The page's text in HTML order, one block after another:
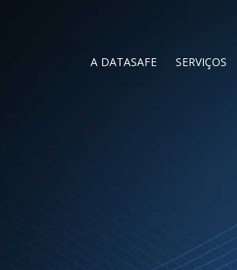
A DATASAFE SERVIÇOS